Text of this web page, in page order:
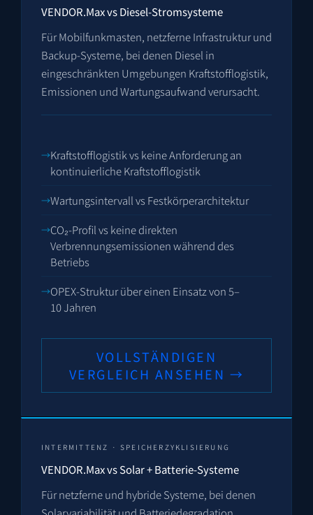
VENDOR.Max vs Diesel-Stromsysteme
Für Mobilfunkmasten, netzferne Infrastruktur und
Backup-Systeme, bei denen Diesel in
eingeschränkten Umgebungen Kraftstofflogistik,
Emissionen und Wartungsaufwand verursacht.
Kraftstofflogistik vs keine Anforderung an
kontinuierliche Kraftstofflogistik
Wartungsintervall vs Festkörperarchitektur
CO₂-Profil vs keine direkten
Verbrennungsemissionen während des
Betriebs
OPEX-Struktur über einen Einsatz von 5–
10 Jahren
VOLLSTÄNDIGEN
VERGLEICH ANSEHEN →
INTERMITTENZ · SPEICHERZYKLISIERUNG
VENDOR.Max vs Solar + Batterie-Systeme
Für netzferne und hybride Systeme, bei denen